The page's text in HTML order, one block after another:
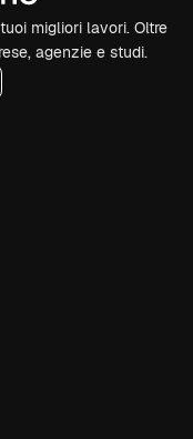
migliori lavori. Oltre
agenzie e studi.